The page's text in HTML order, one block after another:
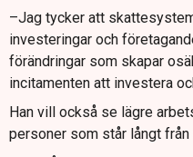
–Jag tycker att
investeringar och
förändringar som skapar
incitamenten att investera
Han vill också se lägre
personer som står långt från